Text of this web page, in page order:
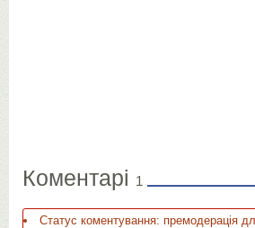
Коментарі 1
Статус коментування: премодерація